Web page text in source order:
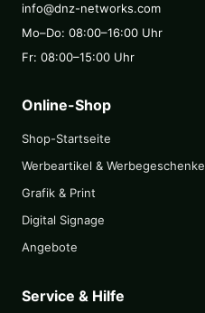
info@dnz-networks.com
Mo–Do: 08:00–16:00 Uhr
Fr: 08:00–15:00 Uhr
Online-Shop
Shop-Startseite
Werbeartikel & Werbegeschenke
Grafik & Print
Digital Signage
Angebote
Service & Hilfe